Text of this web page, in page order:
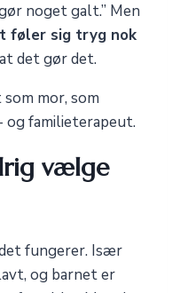
noget galt.” Men
føler sig tryg nok
det gør det.
mor, som
og familieterapeut.
vælge
fungerer. Især
og barnet er